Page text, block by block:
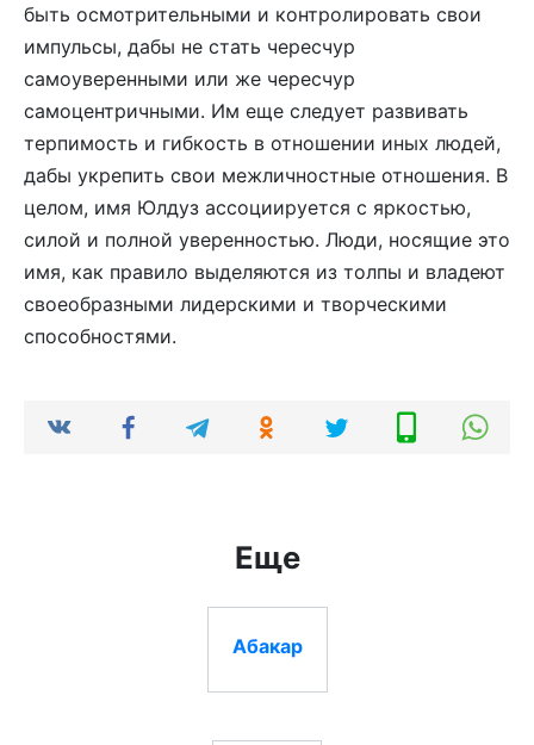
быть осмотрительными и контролировать свои
импульсы, дабы не стать чересчур
самоуверенными или же чересчур
самоцентричными. Им еще следует развивать
терпимость и гибкость в отношении иных людей,
дабы укрепить свои межличностные отношения. В
целом, имя Юлдуз ассоциируется с яркостью,
силой и полной уверенностью. Люди, носящие это
имя, как правило выделяются из толпы и владеют
своеобразными лидерскими и творческими
способностями.
Еще
Абакар